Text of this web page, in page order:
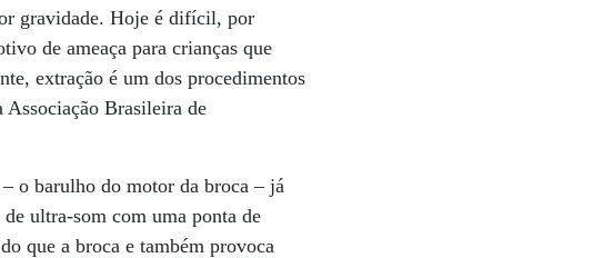
gravidade. Hoje é difícil, por
de ameaça para crianças que
extração é um dos procedimentos
Brasileira de
o barulho do motor da broca – já
ultra-som com uma ponta de
que a broca e também provoca